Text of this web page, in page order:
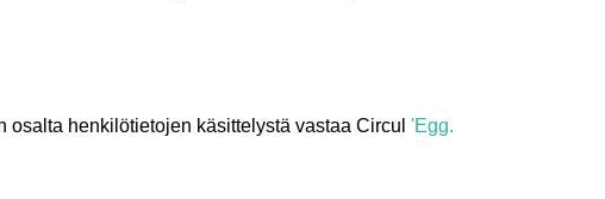
henkilötietojen käsittelystä vastaa Circul 'Egg.